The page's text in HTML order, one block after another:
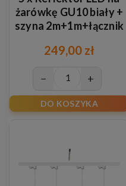
żarówkę GU10 biały +
szyna 2m+1m+łącznik
249,00 zł
− +
DO KOSZYKA